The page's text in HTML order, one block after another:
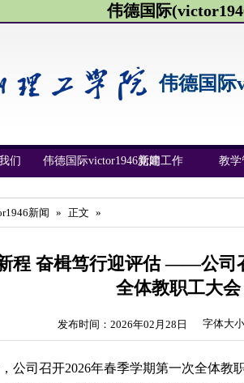
伟德国际
伟德国际
们 伟德国际victor1946新闻党建工作 教学
新闻 » 正文 »
程 奋楫笃行迎评估 ——公司
全体教职工大会
发布时间：2026年02月28日 字体大
公司召开2026年春季学期第一次全体教